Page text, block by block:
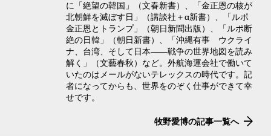
に「絶望の韓国」（文春新書）、「金正恩の核が
北朝鮮を滅ぼす日」（講談社＋α新書）、「ルポ
金正恩とトランプ」（朝日新聞出版）、「ルポ断
絶の日韓」（朝日新書）、「沖縄有事 ウクライ
ナ、台湾、そして日本――戦争の世界地図を読み
解く」（文藝春秋）など。外航海運会社で働いて
いたのはメールがないテレックスの時代です。記
者になってからも、世界をのぞく仕事ができて幸
せです。
牧野愛博の記事一覧へ